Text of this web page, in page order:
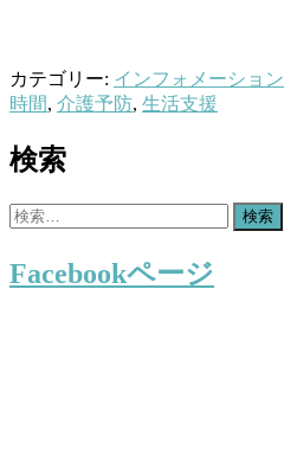
カテゴリー: インフォメーション
時間, 介護予防, 生活支援
検索
検
Facebookページ